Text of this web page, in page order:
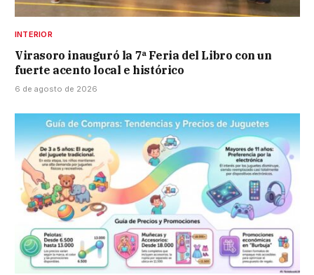
INTERIOR
Virasoro inauguró la 7ª Feria del Libro con un
fuerte acento local e histórico
6 de agosto de 2026